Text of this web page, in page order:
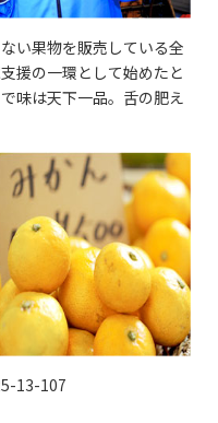
い果物を販売している全
援の一環として始めたと
味は天下一品。舌の肥え
13-107